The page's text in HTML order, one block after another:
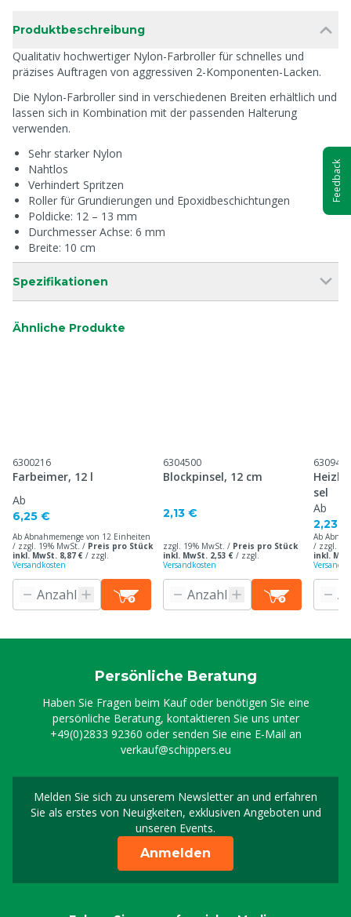
Produktbeschreibung
Qualitativ hochwertiger Nylon-Farbroller für schnelles und
präzises Auftragen von aggressiven 2-Komponenten-Lacken.
Die Nylon-Farbroller sind in verschiedenen Breiten erhältlich und
lassen sich in Kombination mit der passenden Halterung
verwenden.
Sehr starker Nylon
Nahtlos
Verhindert Spritzen
Roller für Grundierungen und Epoxidbeschichtungen
Poldicke: 12 – 13 mm
Durchmesser Achse: 6 mm
Breite: 10 cm
Spezifikationen
Ähnliche Produkte
6300216
Farbeimer, 12 l
Ab
6,25 €
Ab Abnahmemenge von 12 Einheiten
/ zzgl. 19% MwSt. / Preis pro Stück
inkl. MwSt. 8,87 € / zzgl.
Versandkosten
6304500
Blockpinsel, 12 cm
2,13 €
zzgl. 19% MwSt. / Preis pro Stück
inkl. MwSt. 2,53 € / zzgl.
Versandkosten
6309448
sel
Ab
2,23 €
Ab
/ zzgl.
inkl.
Persönliche Beratung
Haben Sie Fragen beim Kauf oder benötigen Sie eine
persönliche Beratung, kontaktieren Sie uns unter
+49(0)2833 92360 oder senden Sie eine E-Mail an
verkauf@schippers.eu
Melden Sie sich zu unserem Newsletter an und erfahren
Sie als erstes von Neuigkeiten, exklusiven Angeboten und
unseren Events.
Melden Sie sich für
Anmelden
Feedback